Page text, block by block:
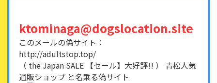
ktominaga@dogslocation.site
このメールの偽サイト：
http://adultstop.top/
（ the Japan SALE 【セール】大好評!! ） 青松人気
通販ショップ と名乗る偽サイト